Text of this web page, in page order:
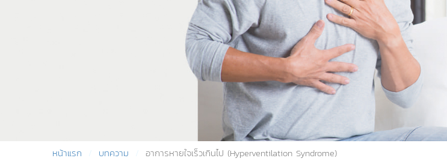
หน้าแรก บทความ อาการหายใจเร็วเกินไป (Hyperventilation Syndrome)